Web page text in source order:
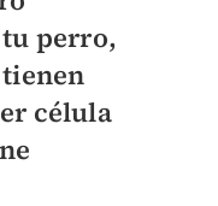
perro,
célula